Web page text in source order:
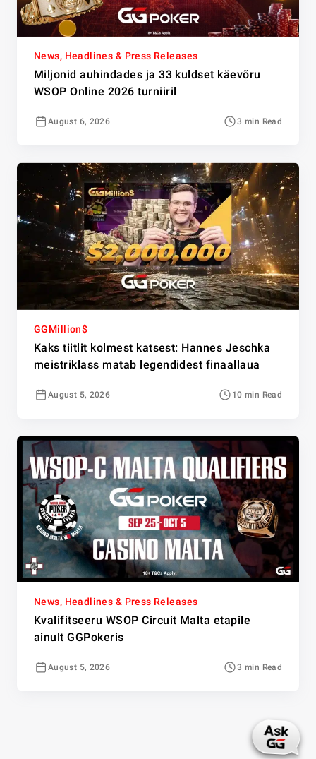
News, Headlines & Press Releases
Miljonid auhindades ja 33 kuldset käevõru
WSOP Online 2026 turniiril
August 6, 2026 3 min Read
GGMillion$
Kaks tiitlit kolmest katsest: Hannes Jeschka
meistriklass matab legendidest finaallaua
August 5, 2026 10 min Read
News, Headlines & Press Releases
Kvalifitseeru WSOP Circuit Malta etapile
ainult GGPokeris
August 5, 2026 3 min Read